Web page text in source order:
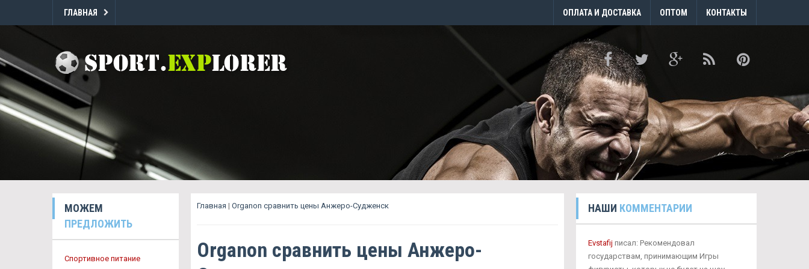
ГЛАВНАЯ ОПЛАТА И ДОСТАВКА ОПТОМ КОНТАКТЫ
МОЖЕМ
ПРЕДЛОЖИТЬ
Спортивное питание
Главная | Organon сравнить цены Анжеро-Судженск
Organon сравнить цены Анжеро-
НАШИ КОММЕНТАРИИ
Evstafij писал: Рекомендовал
государствам, принимающим Игры